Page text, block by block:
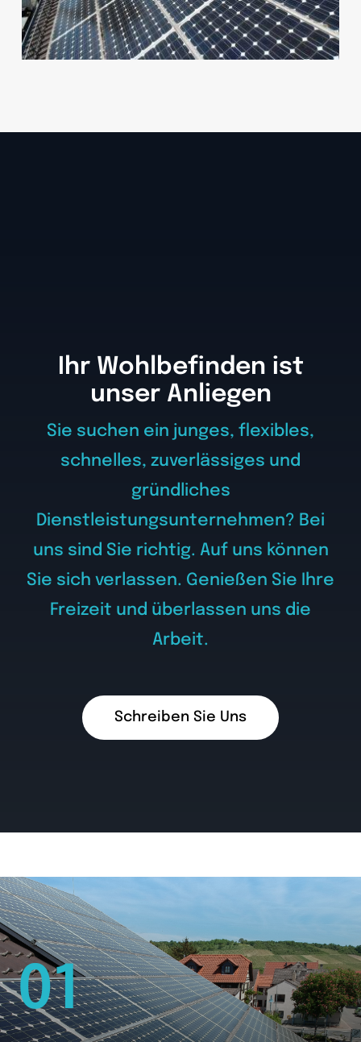
Ihr Wohlbefinden ist
unser Anliegen
Sie suchen ein junges, flexibles,
schnelles, zuverlässiges und
gründliches
Dienstleistungsunternehmen? Bei
uns sind Sie richtig. Auf uns können
Sie sich verlassen. Genießen Sie Ihre
Freizeit und überlassen uns die
Arbeit.
Schreiben Sie Uns
01